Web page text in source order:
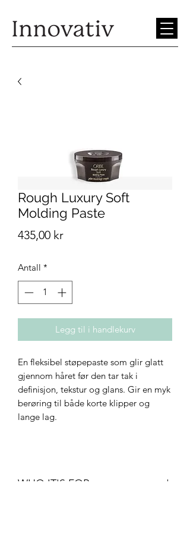
Rough Luxury Soft
Molding Paste
435,00 krPris
Antall *
Legg til i handlekurv
En fleksibel støpepaste som glir glatt
gjennom håret før den tar tak i
definisjon, tekstur og glans. Gir en myk
berøring til både korte klipper og
lange lag.
WHO IT'S FOR